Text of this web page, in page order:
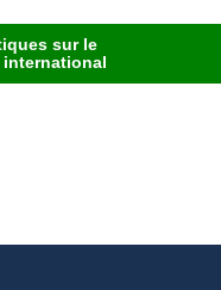
sur le